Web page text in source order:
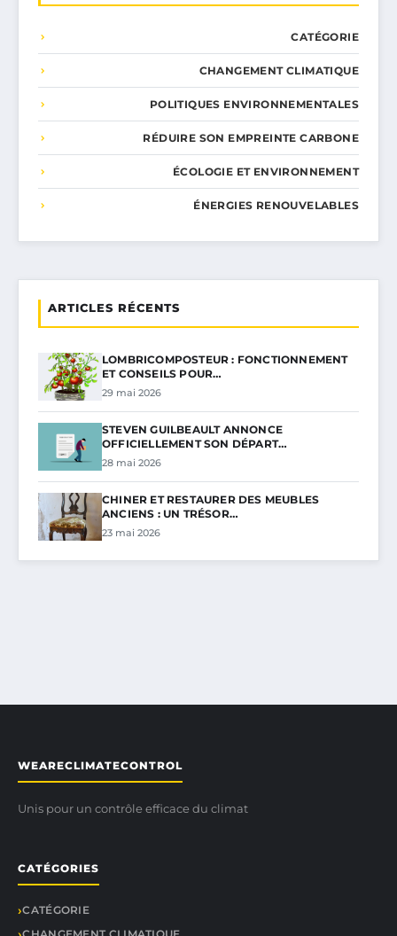
CATÉGORIE
CHANGEMENT CLIMATIQUE
POLITIQUES ENVIRONNEMENTALES
RÉDUIRE SON EMPREINTE CARBONE
ÉCOLOGIE ET ENVIRONNEMENT
ÉNERGIES RENOUVELABLES
ARTICLES RÉCENTS
LOMBRICOMPOSTEUR : FONCTIONNEMENT
ET CONSEILS POUR…
29 mai 2026
STEVEN GUILBEAULT ANNONCE
OFFICIELLEMENT SON DÉPART…
28 mai 2026
CHINER ET RESTAURER DES MEUBLES
ANCIENS : UN TRÉSOR…
23 mai 2026
WEARECLIMATECONTROL
Unis pour un contrôle efficace du climat
CATÉGORIES
CATÉGORIE